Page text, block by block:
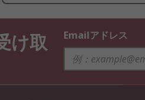
け取
Emailアドレス